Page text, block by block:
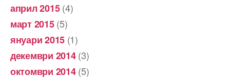
април 2015(4)
март 2015(5)
януари 2015 (1)
декември 2014(3)
октомври 2014(5)